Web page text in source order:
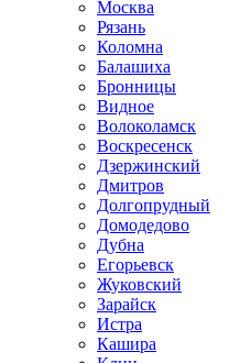
Москва
Рязань
Коломна
Балашиха
Бронницы
Видное
Волоколамск
Воскресенск
Дзержинский
Дмитров
Долгопрудный
Домодедово
Дубна
Егорьевск
Жуковский
Зарайск
Истра
Кашира